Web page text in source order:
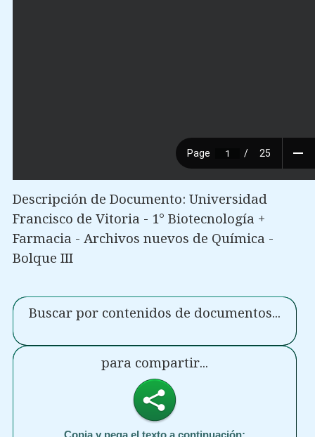
Descripción de Documento: Universidad
Francisco de Vitoria - 1° Biotecnología +
Farmacia - Archivos nuevos de Química -
Bolque III
Buscar por contenidos de documentos...
para compartir...